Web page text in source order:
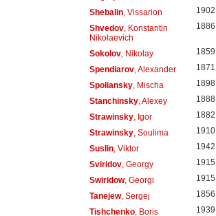
Shebalin, Vissarion 1902
Shvedov, Konstantin
Nikolaevich
1886
Sokolov, Nikolay 1859
Spendiarov, Alexander 1871
Spoliansky, Mischa 1898
Stanchinsky, Alexey 1888
Strawinsky, Igor 1882
Strawinsky, Soulima 1910
Suslin, Viktor 1942
Sviridov, Georgy 1915
Swiridow, Georgi 1915
Tanejew, Sergej 1856
Tishchenko, Boris 1939